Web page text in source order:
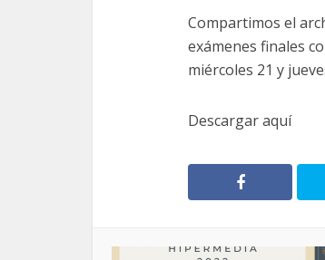
Compartimos el
exámenes finales
miércoles 21 y
Descargar aquí